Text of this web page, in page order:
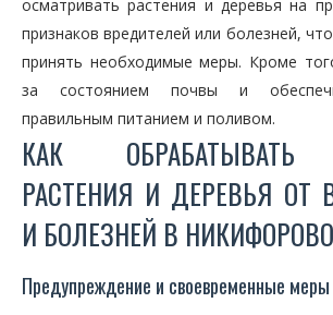
осматривать растения и деревья на
признаков вредителей или болезней,
принять необходимые меры. Кроме
за состоянием почвы и
правильным питанием и поливом.
КАК ОБРАБАТЫВАТЬ
РАСТЕНИЯ И ДЕРЕВЬЯ ОТ
И БОЛЕЗНЕЙ В НИКИФОРОВО
Предупреждение и своевременные меры